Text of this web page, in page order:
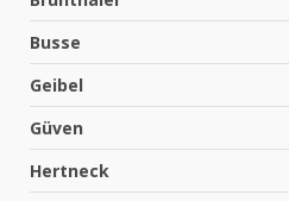
Busse
Geibel
Güven
Hertneck